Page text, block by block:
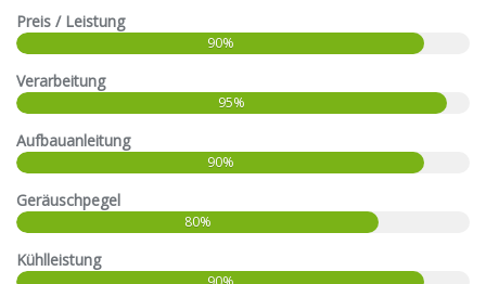
Preis / Leistung
90%
Verarbeitung
95%
Aufbauanleitung
90%
Geräuschpegel
80%
Kühlleistung